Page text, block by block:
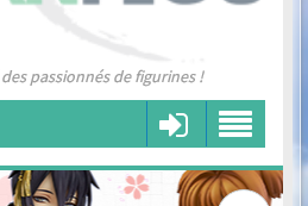
passionnés de figurines !